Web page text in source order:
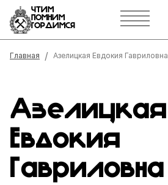
ЧТИМ
ПОМНИМ
ГОРДИМСЯ
Строка навигации
Главная Азелицкая Евдокия Гавриловна
Азелицкая
Евдокия
Гавриловна